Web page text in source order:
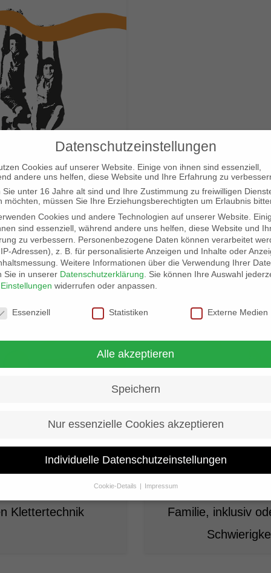
DAV Sektion
Inntal
13 Jahre
individuelle
Kraft ist nicht alles
Klettertechnik
Trainerstunden
Familie, inklusiv
Datenschutzeinstellungen
Cookies auf unserer Website. Einige von ihnen sind essenziell,
andere uns helfen, diese Website und Ihre Erfahrung zu
Sie unter 16 Jahre alt sind und Ihre Zustimmung zu freiwilligen
möchten, müssen Sie Ihre Erziehungsberechtigten um Erlaubnis
Cookies und andere Technologien auf unserer Website.
sind essenziell, während andere uns helfen, diese Website und
zu verbessern.
Personenbezogene Daten können verarbeitet
Adressen), z. B. für personalisierte Anzeigen und Inhalte oder
Weitere Informationen über die Verwendung Ihrer
Sie in unserer Datenschutzerklärung
Sie können Ihre Auswahl
Einstellungen widerrufen oder anpassen.
Essenziell
Statistiken Externe Medien
Alle akzeptieren
Speichern
Nur essenzielle Cookies akzeptieren
Individuelle Datenschutzeinstellungen
Cookie-Details Impressum
Datenschutzeinstellungen
Sie unter 16 Jahre alt sind und Ihre Zustimmung zu freiwilligen
möchten, müssen Sie Ihre Erziehungsberechtigten um Erlaubnis
Cookies und andere Technologien auf unserer Website.